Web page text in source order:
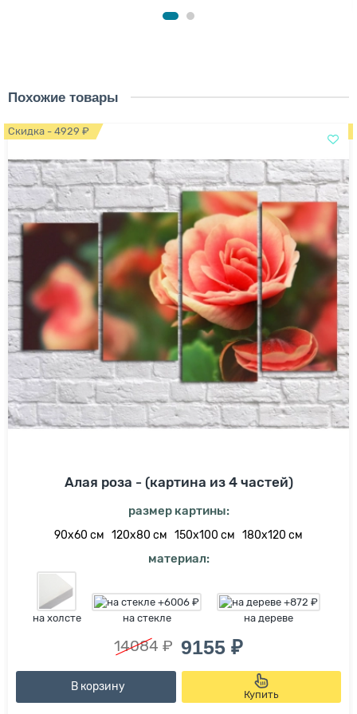
Похожие товары
Скидка - 4929 ₽
Алая роза - (картина из 4 частей)
размер картины:
90х60 см 120х80 см 150х100 см 180х120 см
материал:
на холсте на стекле на дереве
14084 ₽ 9155 ₽
В корзину
Купить